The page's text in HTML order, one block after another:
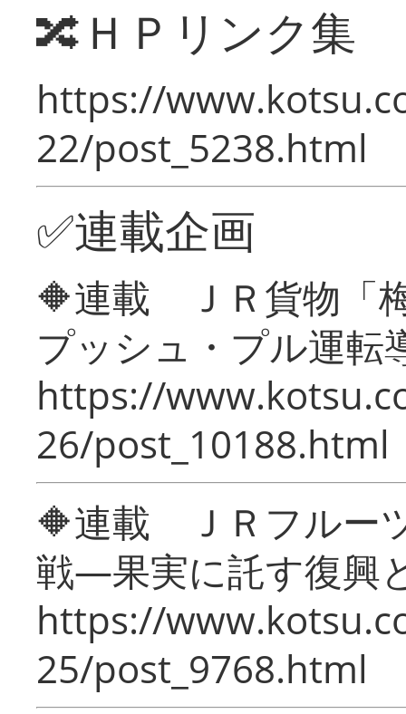
🔀ＨＰリンク集
https://
22/post_5238.html
✅連載企画
🔶連載 ＪＲ貨物「
プッシュ・プル運転
https://
26/post_10188.html
🔶連載 ＪＲフルー
戦―果実に託す復興
https://
25/post_9768.html